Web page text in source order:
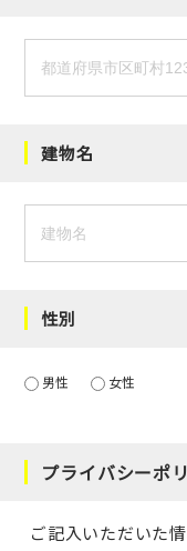
建物名
性別
男性 女性
プライバシーポ
ご記入いただいた